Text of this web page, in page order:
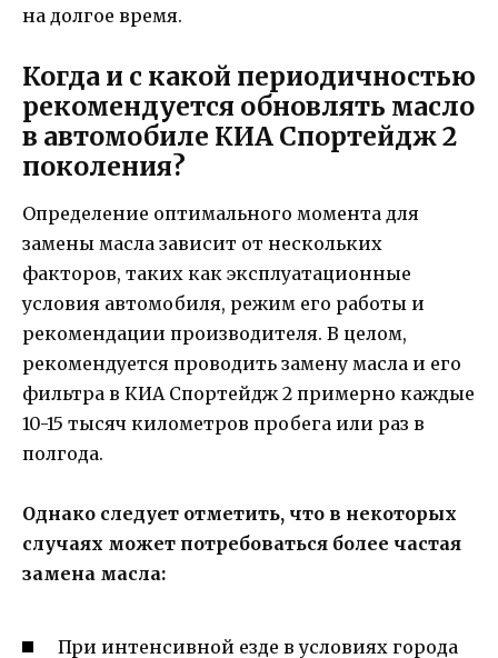
на долгое время.
Когда и с какой периодичностью
рекомендуется обновлять масло
в автомобиле КИА Спортейдж 2
поколения?
Определение оптимального момента для
замены масла зависит от нескольких
факторов, таких как эксплуатационные
условия автомобиля, режим его работы и
рекомендации производителя. В целом,
рекомендуется проводить замену масла и его
фильтра в КИА Спортейдж 2 примерно каждые
10-15 тысяч километров пробега или раз в
полгода.
Однако следует отметить, что в некоторых
случаях может потребоваться более частая
замена масла:
При интенсивной езде в условиях города